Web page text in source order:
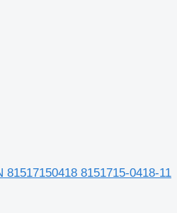
8151715-0418-11